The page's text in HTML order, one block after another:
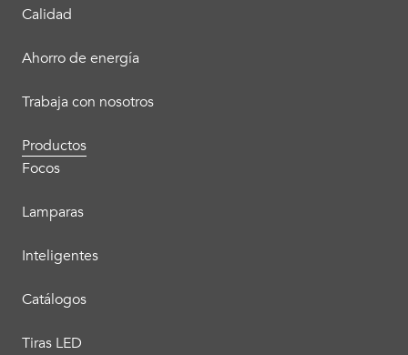
Calidad
Ahorro de energía
Trabaja con nosotros
Productos
Focos
Lamparas
Inteligentes
Catálogos
Tiras LED